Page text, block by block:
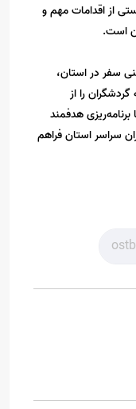
از اقدامات مهم و
است.
سفر در استان،
را از
هدفمند
سراسر استان فراهم